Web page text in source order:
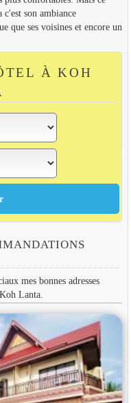
son ambiance
que ses voisines et encore un
À KOH
mes bonnes adresses
Lanta.